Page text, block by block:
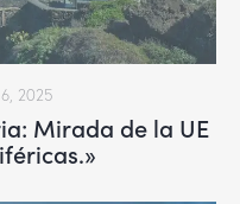
2025
Mirada de la UE